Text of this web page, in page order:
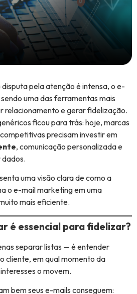
pela atenção é intensa, o e-
uma das ferramentas mais
relacionamento e gerar fidelização.
ficou para trás: hoje, marcas
precisam investir em
, comunicação personalizada e
uma visão clara de como a
o e-mail marketing em uma
mais eficiente.
é essencial para fidelizar?
separar listas — é entender
cliente, em qual momento da
o movem.
bem seus e-mails conseguem: